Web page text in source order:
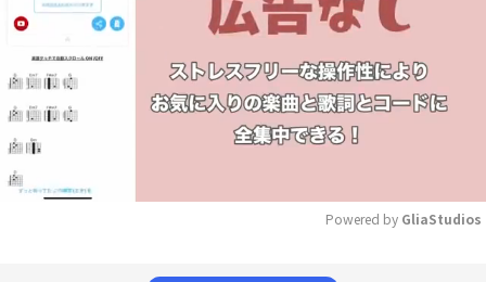
Powered by GliaStudios